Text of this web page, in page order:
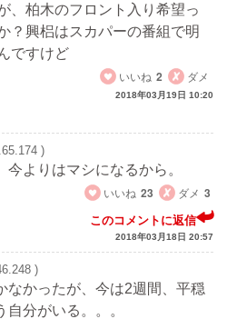
、柏木のフロント入り希望っ
？興梠はスカパーの番組で明
ですけど
いいね 2 ダメ
2018年03月19日 10:20
)
よりはマシになるから。
いいね 23 ダメ 3
このコメントに返信
2018年03月18日 20:57
)
なかったが、今は2週間、平穏
分がいる。。。